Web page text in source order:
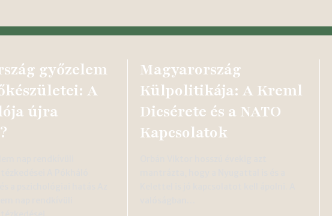
győzelem
A
újra
Magyarország
Külpolitikája: A Kreml
Dicsérete és a NATO
Kapcsolatok